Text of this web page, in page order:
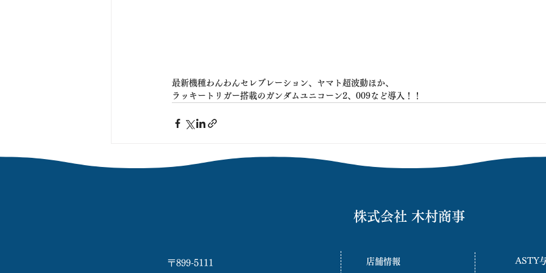
最新機種わんわんセレブレーション、ヤマト超波動ほか、
ラッキートリガー搭載のガンダムユニコーン2、009など導入！！
株式会社 木村商事
〒899-5111 店舗情報 ASTY